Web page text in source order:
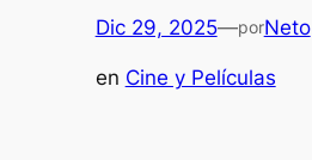
Dic 29, 2025—porNeto
en Cine y Películas